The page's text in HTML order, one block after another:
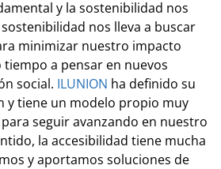
y la sostenibilidad nos
nos lleva a buscar
minimizar nuestro impacto
a pensar en nuevos
social. ILUNION ha definido su
y tiene un modelo propio muy
seguir avanzando en nuestro
la accesibilidad tiene mucha
y aportamos soluciones de